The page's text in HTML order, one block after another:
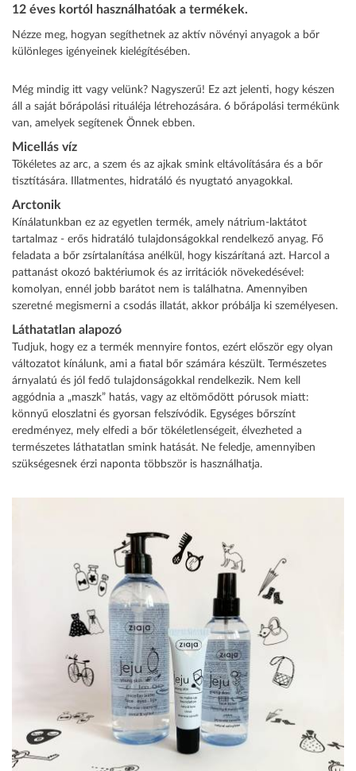
12 éves kortól használhatóak a termékek.
Nézze meg, hogyan segíthetnek az aktív növényi anyagok a bőr
különleges igényeinek kielégítésében.
Még mindig itt vagy velünk? Nagyszerű! Ez azt jelenti, hogy készen
áll a saját bőrápolási rituáléja létrehozására. 6 bőrápolási termékünk
van, amelyek segítenek Önnek ebben.
Micellás víz
Tökéletes az arc, a szem és az ajkak smink eltávolítására és a bőr
tisztítására. Illatmentes, hidratáló és nyugtató anyagokkal.
Arctonik
Kínálatunkban ez az egyetlen termék, amely nátrium-laktátot
tartalmaz - erős hidratáló tulajdonságokkal rendelkező anyag. Fő
feladata a bőr zsírtalanítása anélkül, hogy kiszárítaná azt. Harcol a
pattanást okozó baktériumok és az irritációk növekedésével:
komolyan, ennél jobb barátot nem is találhatna. Amennyiben
szeretné megismerni a csodás illatát, akkor próbálja ki személyesen.
Láthatatlan alapozó
Tudjuk, hogy ez a termék mennyire fontos, ezért először egy olyan
változatot kínálunk, ami a fiatal bőr számára készült. Természetes
árnyalatú és jól fedő tulajdonságokkal rendelkezik. Nem kell
aggódnia a „maszk” hatás, vagy az eltömődött pórusok miatt:
könnyű eloszlatni és gyorsan felszívódik. Egységes bőrszínt
eredményez, mely elfedi a bőr tökéletlenségeit, élvezheted a
természetes láthatatlan smink hatását. Ne feledje, amennyiben
szükségesnek érzi naponta többször is használhatja.